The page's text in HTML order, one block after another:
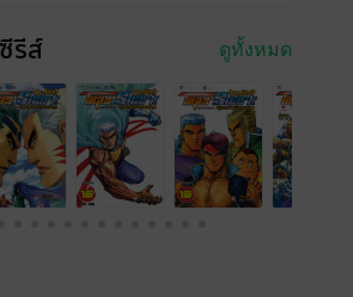
รีส์ ดูทั้งหมด